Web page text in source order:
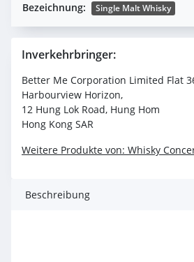
Bezeichnung: Single Malt Whisky
Inverkehrbringer:
Better Me Corporation Limited Flat
Harbourview Horizon,
12 Hung Lok Road, Hung Hom
Hong Kong SAR
Weitere Produkte von: Whisky
Beschreibung